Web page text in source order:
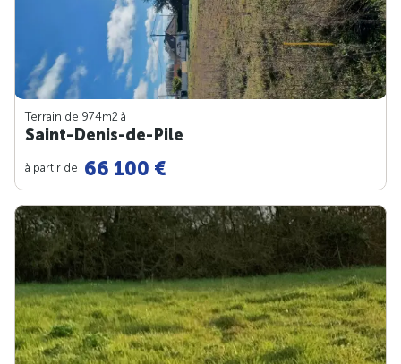
Terrain de 974m2 à
Saint-Denis-de-Pile
à partir de 66 100 €